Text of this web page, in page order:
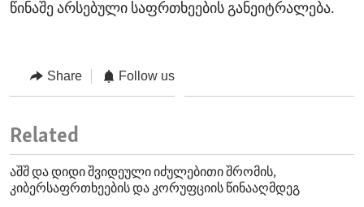
წინაშე არსებული საფრთხეების განეიტრალება.
Share Follow us
Related
აშშ და დიდი შვიდეული იძულებითი შრომის,
კიბერსაფრთხეების და კორუფციის წინააღმდეგ